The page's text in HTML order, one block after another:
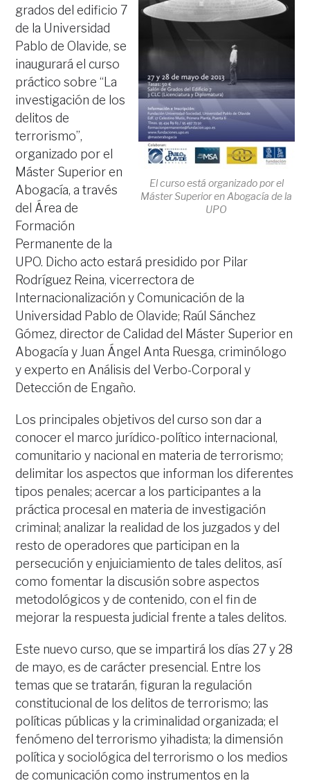
El curso está organizado por el
Máster Superior en Abogacía de la
UPO
grados del edificio 7
de la Universidad
Pablo de Olavide, se
inaugurará el curso
práctico sobre “La
investigación de los
delitos de
terrorismo”,
organizado por el
Máster Superior en
Abogacía, a través
del Área de
Formación
Permanente de la
UPO. Dicho acto estará presidido por Pilar
Rodríguez Reina, vicerrectora de
Internacionalización y Comunicación de la
Universidad Pablo de Olavide; Raúl Sánchez
Gómez, director de Calidad del Máster Superior en
Abogacía y Juan Ángel Anta Ruesga, criminólogo
y experto en Análisis del Verbo-Corporal y
Detección de Engaño.
Los principales objetivos del curso son dar a
conocer el marco jurídico-político internacional,
comunitario y nacional en materia de terrorismo;
delimitar los aspectos que informan los diferentes
tipos penales; acercar a los participantes a la
práctica procesal en materia de investigación
criminal; analizar la realidad de los juzgados y del
resto de operadores que participan en la
persecución y enjuiciamiento de tales delitos, así
como fomentar la discusión sobre aspectos
metodológicos y de contenido, con el fin de
mejorar la respuesta judicial frente a tales delitos.
Este nuevo curso, que se impartirá los días 27 y 28
de mayo, es de carácter presencial. Entre los
temas que se tratarán, figuran la regulación
constitucional de los delitos de terrorismo; las
políticas públicas y la criminalidad organizada; el
fenómeno del terrorismo yihadista; la dimensión
política y sociológica del terrorismo o los medios
de comunicación como instrumentos en la